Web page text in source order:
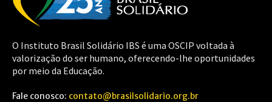
O Instituto Brasil Solidário IBS é uma OSCIP voltada à
valorização do ser humano, oferecendo-lhe oportunidades
por meio da Educação.
Fale conosco: contato@brasilsolidario.org.br